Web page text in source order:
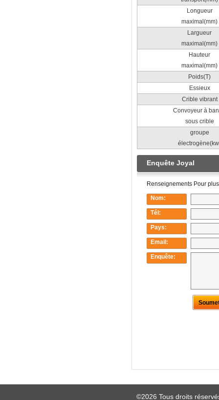
Longueur
maximal(mm)
Largueur
maximal(mm)
Hauteur
maximal(mm)
Poids(T)
Essieux
Crible vibrant
Convoyeur à
sous crible
groupe
©2026 Tous droits